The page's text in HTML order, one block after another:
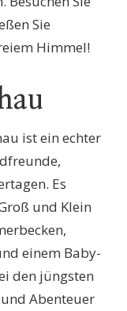
Sie
Himmel!
ist ein echter
Es
und Klein
einem Baby-
den jüngsten
Abenteuer